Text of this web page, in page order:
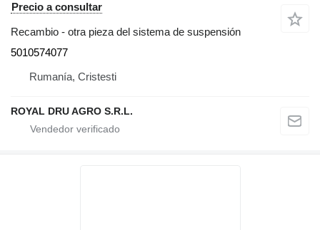
Precio a consultar
Recambio - otra pieza del sistema de suspensión
5010574077
Rumanía, Cristesti
ROYAL DRU AGRO S.R.L.